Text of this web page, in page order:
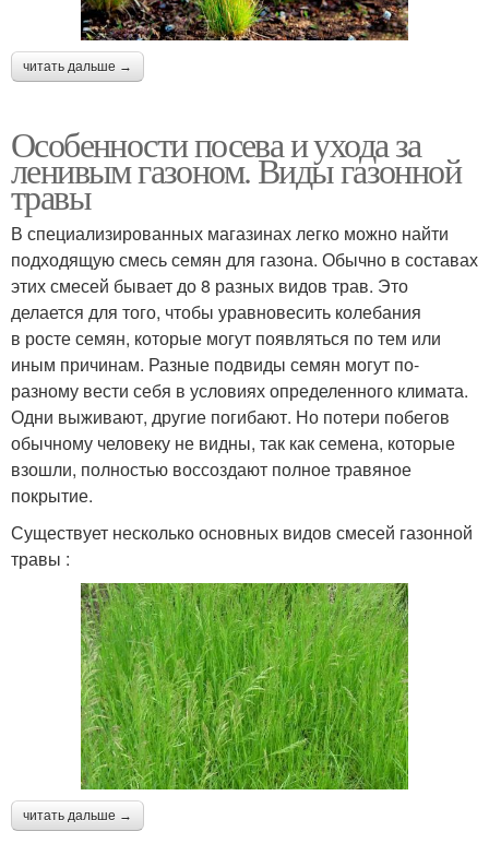
читать дальше →
Особенности посева и ухода за
ленивым газоном. Виды газонной
травы
В специализированных магазинах легко можно найти
подходящую смесь семян для газона. Обычно в составах
этих смесей бывает до 8 разных видов трав. Это
делается для того, чтобы уравновесить колебания
в росте семян, которые могут появляться по тем или
иным причинам. Разные подвиды семян могут по-
разному вести себя в условиях определенного климата.
Одни выживают, другие погибают. Но потери побегов
обычному человеку не видны, так как семена, которые
взошли, полностью воссоздают полное травяное
покрытие.
Существует несколько основных видов смесей газонной
травы :
читать дальше →